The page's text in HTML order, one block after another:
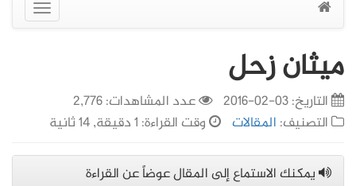
عرض
القائمة
ميثان زحل
التاريخ:03-02-2016
عدد المشاهدات: 2,776
التصنيف: المقالات وقت القراءة: 1 دقيقة, 14 ثانية
يمكنك الاستماع إلى المقال عوضاً عن القراءة